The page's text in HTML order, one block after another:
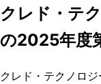
クレド・テ
の2025年度
クレド・テクノロジ